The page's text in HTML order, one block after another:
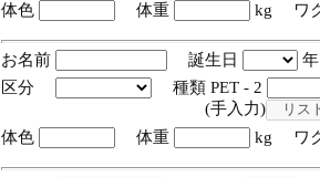
体色
体重 kg ワ
お名前 誕生日
区分
種類 PET - 2
(手入力)
体色
体重 kg ワ